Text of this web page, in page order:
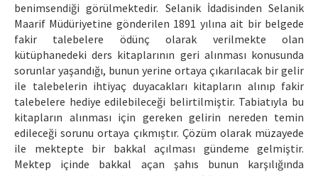
benimsendiği görülmektedir. Selanik İdadisinden Selanik
Maarif Müdüriyetine gönderilen 1891 yılına ait bir belgede
fakir talebelere ödünç olarak verilmekte olan
kütüphanedeki ders kitaplarının geri alınması konusunda
sorunlar yaşandığı, bunun yerine ortaya çıkarılacak bir gelir
ile talebelerin ihtiyaç duyacakları kitapların alınıp fakir
talebelere hediye edilebileceği belirtilmiştir. Tabiatıyla bu
kitapların alınması için gereken gelirin nereden temin
edileceği sorunu ortaya çıkmıştır. Çözüm olarak müzayede
ile mektepte bir bakkal açılması gündeme gelmiştir.
Mektep içinde bakkal açan şahıs bunun karşılığında